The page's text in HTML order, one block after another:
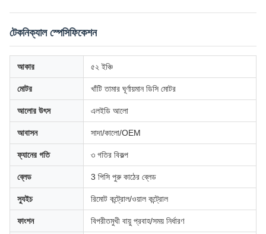
টেকনিক্যাল স্পেসিফিকেশন
আকার ৫২ ইঞ্চি
মোটর খাঁটি তামার ঘূর্ণায়মান ডিসি মোটর
আলোর উৎস এলইডি আলো
আবাসন সাদা/কালো/OEM
ফ্যানের গতি ৩ গতির বিকল্প
ব্লেড 3 পিসি পুরু কাঠের ব্লেড
স্যুইচ রিমোট কন্ট্রোল/ওয়াল কন্ট্রোল
ফাংশন বিপরীতমুখী বায়ু প্রবাহ/সময় নির্ধারণ